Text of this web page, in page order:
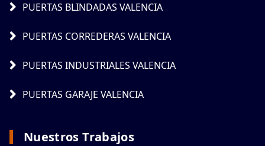
PUERTAS BLINDADAS VALENCIA
PUERTAS CORREDERAS VALENCIA
PUERTAS INDUSTRIALES VALENCIA
PUERTAS GARAJE VALENCIA
Nuestros Trabajos